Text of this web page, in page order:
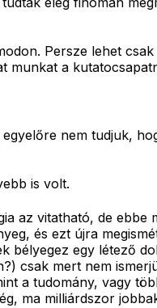
Persze lehet
munkat a
nem tudjuk,
is volt.
az vitatható, de ebbe
és ezt újra
bélyegez egy létező
csak mert nem
a tudomány, vagy
ma milliárdszor